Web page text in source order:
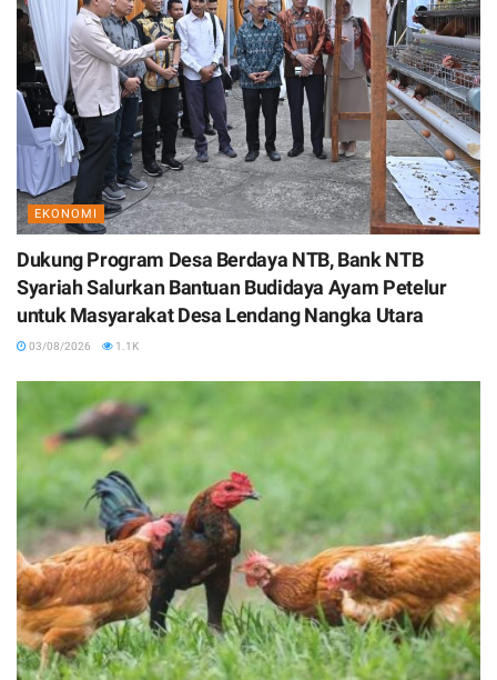
EKONOMI
Dukung Program Desa Berdaya NTB, Bank NTB
Syariah Salurkan Bantuan Budidaya Ayam Petelur
untuk Masyarakat Desa Lendang Nangka Utara
03/08/2026 1.1K